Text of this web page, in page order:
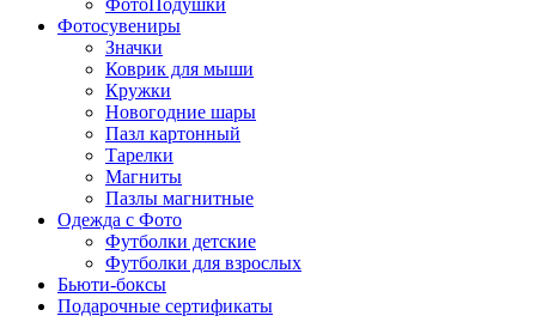
ФотоПодушки
Фотоcувениры
Значки
Коврик для мыши
Кружки
Новогодние шары
Пазл картонный
Тарелки
Магниты
Пазлы магнитные
Одежда с Фото
Футболки детские
Футболки для взрослых
Бьюти-боксы
Подарочные сертификаты